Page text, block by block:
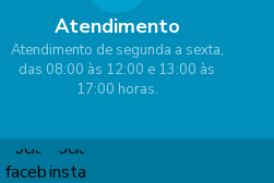
Atendimento
Atendimento de segunda a sexta,
das 08:00 às 12:00 e 13:00 às
17:00 horas.